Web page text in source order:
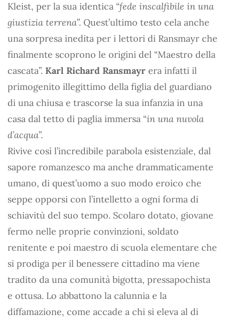
Kleist, per la sua identica “fede inscalfibile in una
giustizia terrena”. Quest’ultimo testo cela anche
una sorpresa inedita per i lettori di Ransmayr che
finalmente scoprono le origini del “Maestro della
cascata”. Karl Richard Ransmayr era infatti il
primogenito illegittimo della figlia del guardiano
di una chiusa e trascorse la sua infanzia in una
casa dal tetto di paglia immersa “in una nuvola
d’acqua”.
Rivive così l’incredibile parabola esistenziale, dal
sapore romanzesco ma anche drammaticamente
umano, di quest’uomo a suo modo eroico che
seppe opporsi con l’intelletto a ogni forma di
schiavitù del suo tempo. Scolaro dotato, giovane
fermo nelle proprie convinzioni, soldato
renitente e poi maestro di scuola elementare che
si prodiga per il benessere cittadino ma viene
tradito da una comunità bigotta, pressapochista
e ottusa. Lo abbattono la calunnia e la
diffamazione, come accade a chi si eleva al di